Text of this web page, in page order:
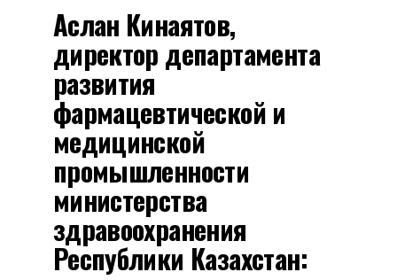
Аслан Кинаятов,
директор департамента
развития
фармацевтической и
медицинской
промышленности
министерства
здравоохранения
Республики Казахстан: